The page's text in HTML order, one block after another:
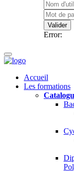
Valider
Error:
Accueil
Les formations